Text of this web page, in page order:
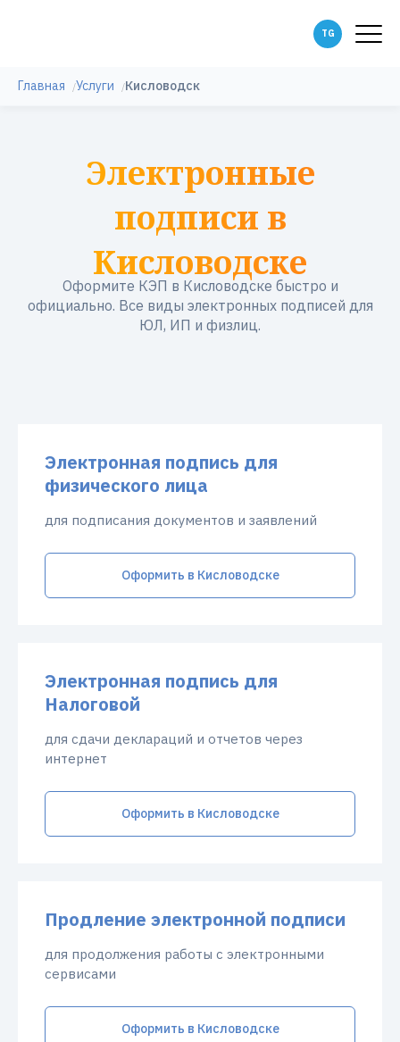
Главная Услуги Кисловодск
Электронные
подписи в
Кисловодске
Оформите КЭП в Кисловодске быстро и
официально. Все виды электронных подписей для
ЮЛ, ИП и физлиц.
Электронная подпись для
физического лица
для подписания документов и заявлений
Оформить в Кисловодске
Электронная подпись для
Налоговой
для сдачи деклараций и отчетов через
интернет
Оформить в Кисловодске
Продление электронной подписи
для продолжения работы с электронными
сервисами
Оформить в Кисловодске